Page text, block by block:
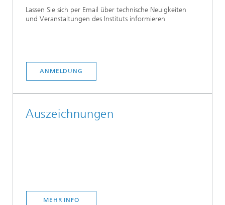
Lassen Sie sich per Email über technische Neuigkeiten
und Veranstaltungen des Instituts informieren
ANMELDUNG
Auszeichnungen
MEHR INFO